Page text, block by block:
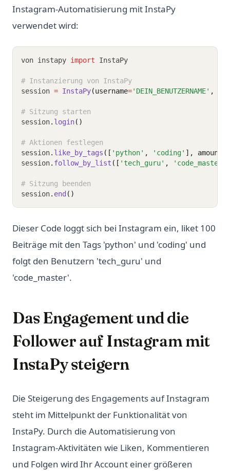
Instagram-Automatisierung mit InstaPy
verwendet wird:
von instapy import InstaPy
# Instanzierung von InstaPy
session = InstaPy(username='DEIN_BENUTZERNAME' ,
# Sitzung starten
session. login()
# Aktionen festlegen
session. like_by_tags ([ 'python' , 'coding' ], amount
session. follow_by_list ([ 'tech_guru' , 'code_master'
# Sitzung beenden
session. end ()
Dieser Code loggt sich bei Instagram ein, liket 100
Beiträge mit den Tags 'python' und 'coding' und
folgt den Benutzern 'tech_guru' und
'code_master'.
Das Engagement und die
Follower auf Instagram mit
InstaPy steigern
Die Steigerung des Engagements auf Instagram
steht im Mittelpunkt der Funktionalität von
InstaPy. Durch die Automatisierung von
Instagram-Aktivitäten wie Liken, Kommentieren
und Folgen wird Ihr Account einer größeren